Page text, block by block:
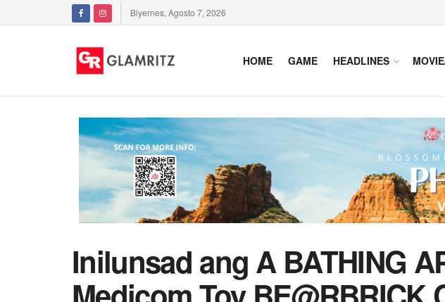
Biyernes, Agosto 7, 2026
HOME GAME HEADLINES
Inilunsad ang A BATHING